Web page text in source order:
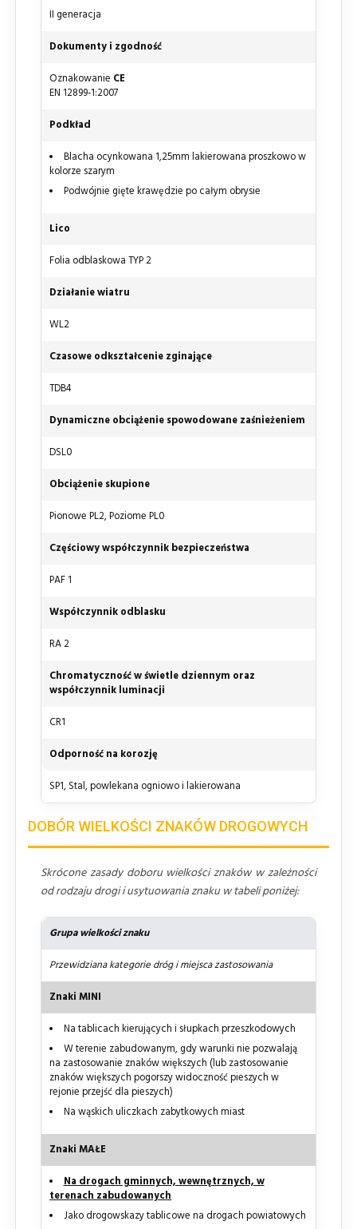
II generacja
Dokumenty i zgodność
Oznakowanie CE
EN 12899-1:2007
Podkład
Blacha ocynkowana 1,25mm lakierowana proszkowo w
kolorze szarym
Podwójnie gięte krawędzie po całym obrysie
Lico
Folia odblaskowa TYP 2
Działanie wiatru
WL2
Czasowe odkształcenie zginające
TDB4
Dynamiczne obciążenie spowodowane zaśnieżeniem
DSL0
Obciążenie skupione
Pionowe PL2, Poziome PL0
Częściowy współczynnik bezpieczeństwa
PAF 1
Współczynnik odblasku
RA 2
Chromatyczność w świetle dziennym oraz
współczynnik luminacji
CR1
Odporność na korozję
SP1, Stal, powlekana ogniowo i lakierowana
DOBÓR WIELKOŚCI ZNAKÓW DROGOWYCH
Skrócone zasady doboru wielkości znaków w zależności
od rodzaju drogi i usytuowania znaku w tabeli poniżej:
Grupa wielkości znaku
Przewidziana kategorie dróg i miejsca zastosowania
Znaki MINI
Na tablicach kierujących i słupkach przeszkodowych
W terenie zabudowanym, gdy warunki nie pozwalają
na zastosowanie znaków większych (lub zastosowanie
znaków większych pogorszy widoczność pieszych w
rejonie przejść dla pieszych)
Na wąskich uliczkach zabytkowych miast
Znaki MAŁE
Na drogach gminnych, wewnętrznych, w
terenach zabudowanych
Jako drogowskazy tablicowe na drogach powiatowych